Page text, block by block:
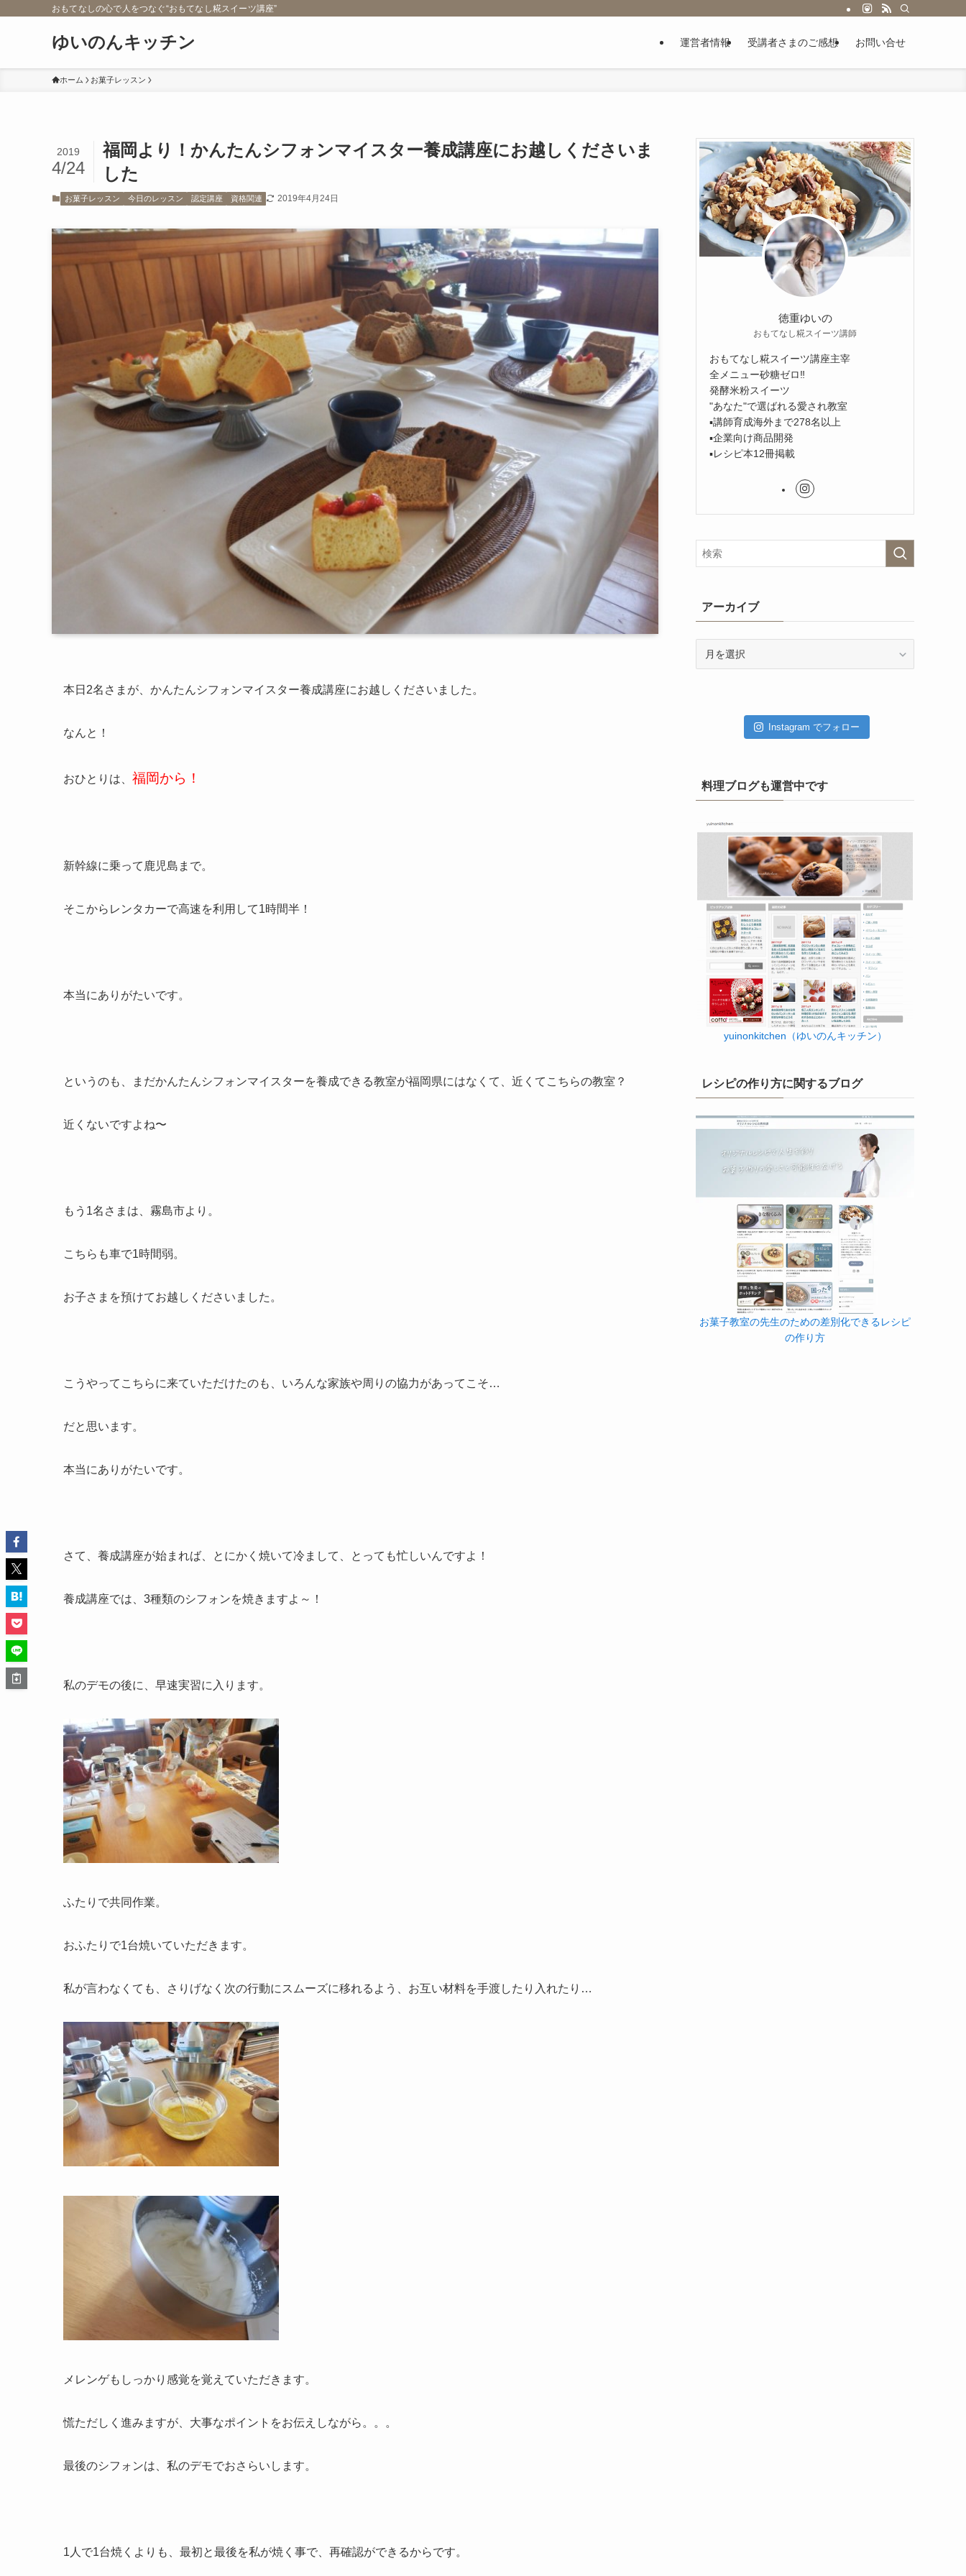
おもてなしの心で人をつなぐ“おもてなし糀スイーツ講座”
ゆいのんキッチン 運営者情報 受講者さまのご感想 お問い合せ
ホーム お菓子レッスン
福岡より！かんたんシフォンマイスター養成講座にお越しくださいま
した
2019
4/24
お菓子レッスン 今日のレッスン 認定講座 資格関連 2019年4月24日
本日2名さまが、かんたんシフォンマイスター養成講座にお越しくださいました。
なんと！
おひとりは、 福岡から！
新幹線に乗って鹿児島まで。
そこからレンタカーで高速を利用して1時間半！
本当にありがたいです。
というのも、まだかんたんシフォンマイスターを養成できる教室が福岡県にはなくて、近くてこちらの教室？
近くないですよね〜
もう1名さまは、霧島市より。
こちらも車で1時間弱。
お子さまを預けてお越しくださいました。
こうやってこちらに来ていただけたのも、いろんな家族や周りの協力があってこそ…
だと思います。
本当にありがたいです。
さて、養成講座が始まれば、とにかく焼いて冷まして、とっても忙しいんですよ！
養成講座では、3種類のシフォンを焼きますよ～！
私のデモの後に、早速実習に入ります。
ふたりで共同作業。
おふたりで1台焼いていただきます。
私が言わなくても、さりげなく次の行動にスムーズに移れるよう、お互い材料を手渡したり入れたり…
メレンゲもしっかり感覚を覚えていただきます。
慌ただしく進みますが、大事なポイントをお伝えしながら。。。
最後のシフォンは、私のデモでおさらいします。
1人で1台焼くよりも、最初と最後を私が焼く事で、再確認ができるからです。
徳重ゆいの
おもてなし糀スイーツ講師
おもてなし糀スイーツ講座主宰
全メニュー砂糖ゼロ‼︎
発酵米粉スイーツ
"あなた"で選ばれる愛され教室
▪︎講師育成海外まで278名以上
▪︎企業向け商品開発
▪︎レシピ本12冊掲載
アーカイブ
Instagram でフォロー
料理ブログも運営中です
yuinonkitchen（ゆいのんキッチン）
レシピの作り方に関するブログ
お菓子教室の先生のための差別化できるレシピ
の作り方